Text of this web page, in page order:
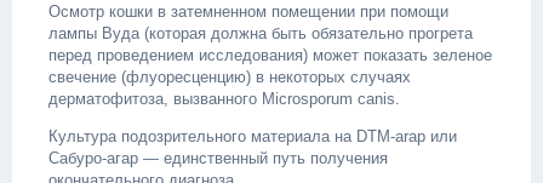
Осмотр кошки в затемненном помещении при помощи
лампы Вуда (которая должна быть обязательно прогрета
перед проведением исследования) может показать зеленое
свечение (флуоресценцию) в некоторых случаях
дерматофитоза, вызванного Microsporum canis.
Культура подозрительного материала на DTM-arap или
Сабуро-агар — единственный путь получения